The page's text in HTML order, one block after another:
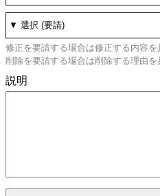
修正を要請する場合は修正する内容
削除を要請する場合は削除する理由
説明